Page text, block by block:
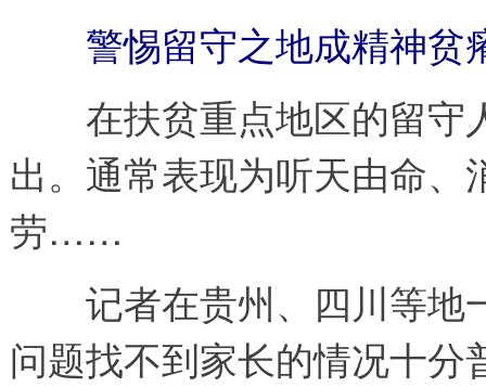
警惕留守之地成精神贫
在扶贫重点地区的留守
出。通常表现为听天由命
劳……
记者在贵州、四川等地
问题找不到家长的情况十分